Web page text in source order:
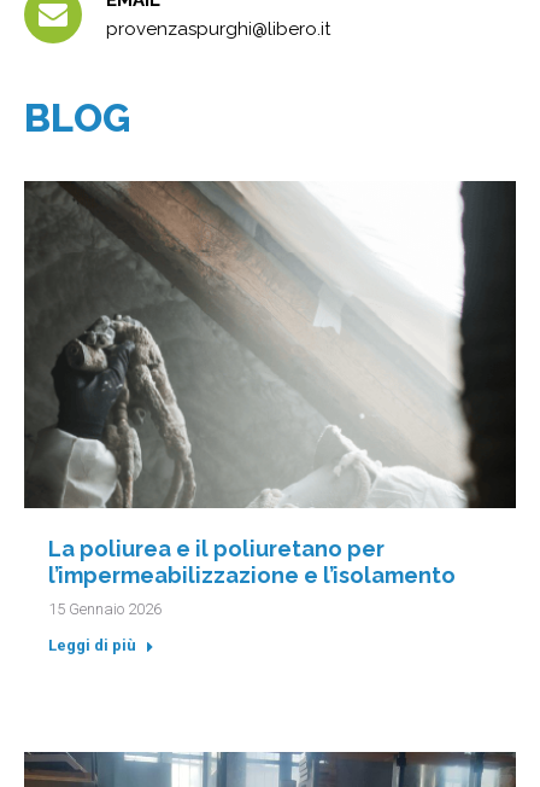
provenzaspurghi@libero.it
BLOG
La poliurea e il poliuretano per
l’impermeabilizzazione e l’isolamento
15 Gennaio 2026
Leggi di più